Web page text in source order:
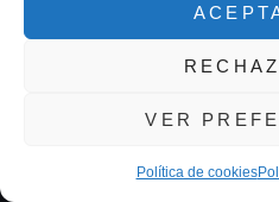
VER
Política de cookies